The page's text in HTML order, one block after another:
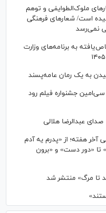
ملوک‌الطوایفی و توهم
است/ شعارهای فرهنگی
نمی‌رسد
به برنامه‌های وزارت
به یک رمان عامه‌پسند
جشنواره فیلم رود
عبدالرضا هلالی
آخر هفته؛ از «پدرم یه آدم
تا «دور دست» و «برون
تا مرگ» منتشر شد